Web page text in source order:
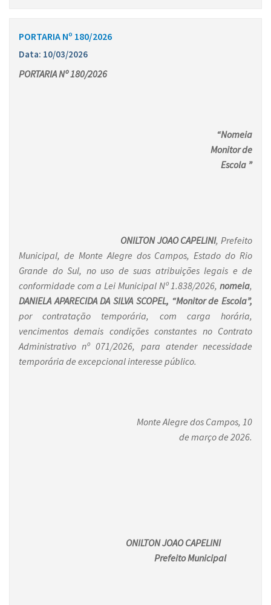
PORTARIA Nº 180/2026
Data: 10/03/2026
PORTARIA Nº 180/2026
“Nomeia
Monitor de
Escola ”
ONILTON JOAO CAPELINI, Prefeito
Municipal, de Monte Alegre dos Campos, Estado do Rio
Grande do Sul, no uso de suas atribuições legais e de
conformidade com a Lei Municipal Nº 1.838/2026, nomeia,
DANIELA APARECIDA DA SILVA SCOPEL, “Monitor de Escola”,
por contratação temporária, com carga horária,
vencimentos demais condições constantes no Contrato
Administrativo nº 071/2026, para atender necessidade
temporária de excepcional interesse público.
Monte Alegre dos Campos, 10
de março de 2026.
ONILTON JOAO CAPELINI
Prefeito Municipal